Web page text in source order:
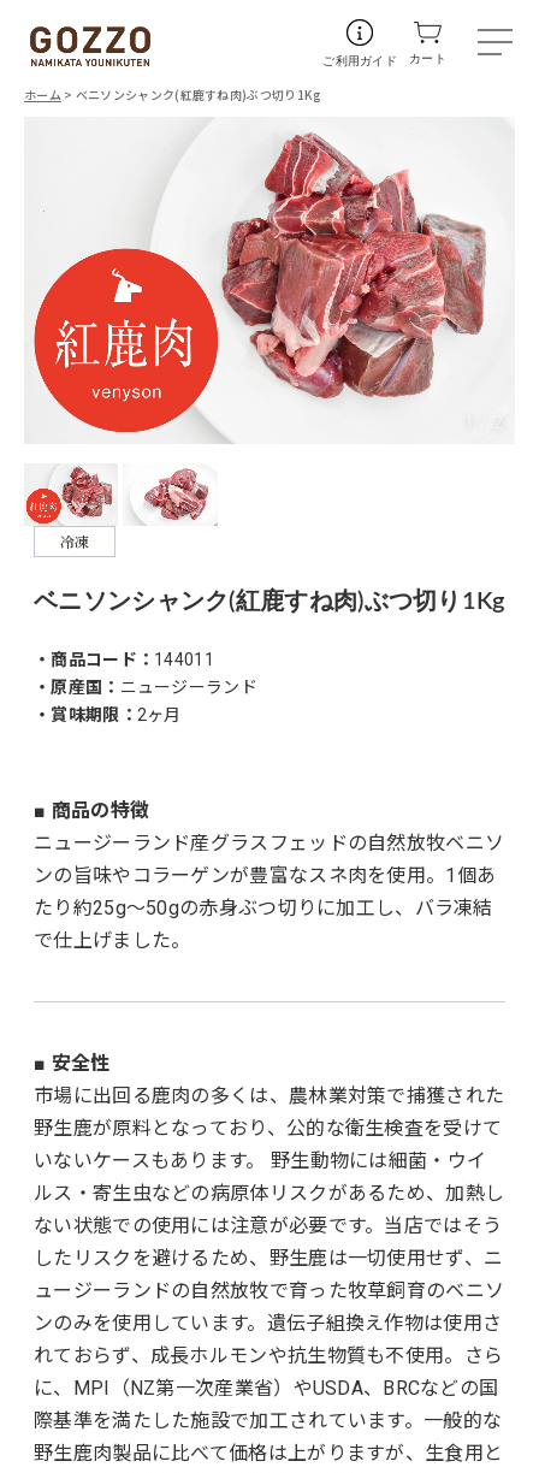
ご利用ガイド カート
ホーム> ベニソンシャンク(紅鹿すね肉)ぶつ切り1Kg
冷凍
ベニソンシャンク(紅鹿すね肉)ぶつ切り1Kg
・商品コード： 144011
・原産国： ニュージーランド
・賞味期限： 2ヶ月
■ 商品の特徴
ニュージーランド産グラスフェッドの自然放牧ベニソ
ンの旨味やコラーゲンが豊富なスネ肉を使用。1個あ
たり約25g〜50gの赤身ぶつ切りに加工し、バラ凍結
で仕上げました。
■ 安全性
市場に出回る鹿肉の多くは、農林業対策で捕獲された
野生鹿が原料となっており、公的な衛生検査を受けて
いないケースもあります。 野生動物には細菌・ウイ
ルス・寄生虫などの病原体リスクがあるため、加熱し
ない状態での使用には注意が必要です。当店ではそう
したリスクを避けるため、野生鹿は一切使用せず、ニ
ュージーランドの自然放牧で育った牧草飼育のベニソ
ンのみを使用しています。遺伝子組換え作物は使用さ
れておらず、成長ホルモンや抗生物質も不使用。さら
に、MPI（NZ第一次産業省）やUSDA、BRCなどの国
際基準を満たした施設で加工されています。一般的な
野生鹿肉製品に比べて価格は上がりますが、生食用と